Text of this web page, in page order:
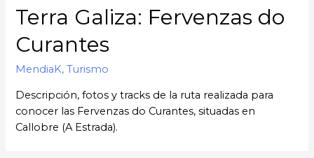
Terra Galiza: Fervenzas do
Curantes
MendiaK,Turismo
Descripción, fotos y tracks de la ruta realizada para
conocer las Fervenzas do Curantes, situadas en
Callobre (A Estrada).